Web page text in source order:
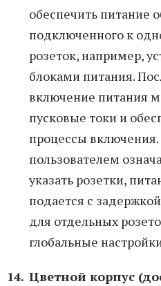
обеспечить питание
подключенного к
розеток, например,
блоками питания.
включение питания
пусковые токи и
процессы включения.
пользователем
указать розетки,
подается с
для отдельных
глобальные
Цветной корпус